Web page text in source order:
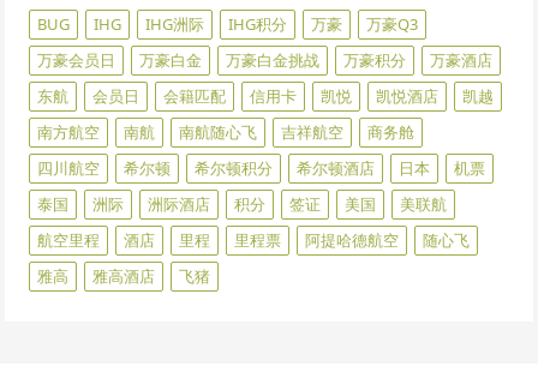
BUG IHG IHG洲际 IHG积分 万豪
万豪Q3
万豪会员日
万豪白金 万豪白金挑战 万豪积分
万豪酒店
东航
会员日 会籍匹配 信用卡 凯悦 凯悦酒店
凯越
南方航空
南航 南航随心飞 吉祥航空
商务舱
四川航空
希尔顿 希尔顿积分 希尔顿酒店 日本
机票
泰国
洲际 洲际酒店 积分 签证 美国
美联航
航空里程
酒店 里程 里程票 阿提哈德航空
随心飞
雅高
雅高酒店 飞猪